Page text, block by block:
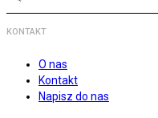
KONTAKT
O nas
Kontakt
Napisz do nas